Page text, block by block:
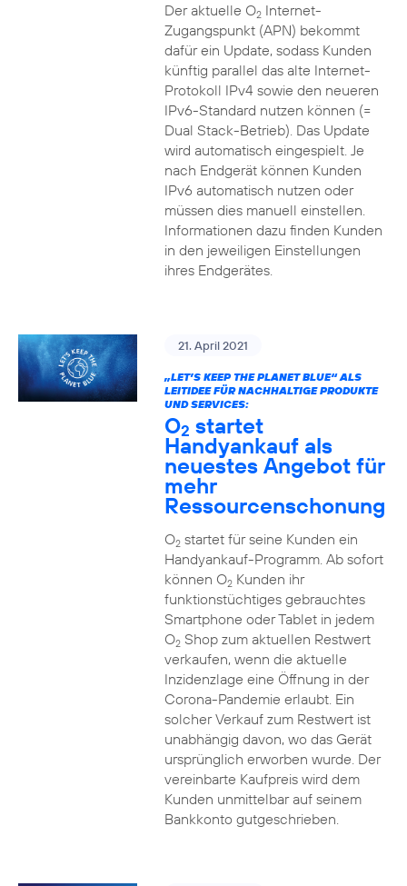
Der aktuelle O2Internet-
Zugangspunkt (APN) bekommt
dafür ein Update, sodass Kunden
künftig parallel das alte Internet-
Protokoll IPv4 sowie den neueren
IPv6-Standard nutzen können (=
Dual Stack-Betrieb). Das Update
wird automatisch eingespielt. Je
nach Endgerät können Kunden
IPv6 automatisch nutzen oder
müssen dies manuell einstellen.
Informationen dazu finden Kunden
in den jeweiligen Einstellungen
ihres Endgerätes.
21. April 2021
„LET’S KEEP THE PLANET BLUE“ ALS
LEITIDEE FÜR NACHHALTIGE PRODUKTE
UND SERVICES:
O2 startet
Handyankauf als
neuestes Angebot für
mehr
Ressourcenschonung
O2startet für seine Kunden ein
Handyankauf-Programm. Ab sofort
können O2Kunden ihr
funktionstüchtiges gebrauchtes
Smartphone oder Tablet in jedem
O2Shop zum aktuellen Restwert
verkaufen, wenn die aktuelle
Inzidenzlage eine Öffnung in der
Corona-Pandemie erlaubt. Ein
solcher Verkauf zum Restwert ist
unabhängig davon, wo das Gerät
ursprünglich erworben wurde. Der
vereinbarte Kaufpreis wird dem
Kunden unmittelbar auf seinem
Bankkonto gutgeschrieben.